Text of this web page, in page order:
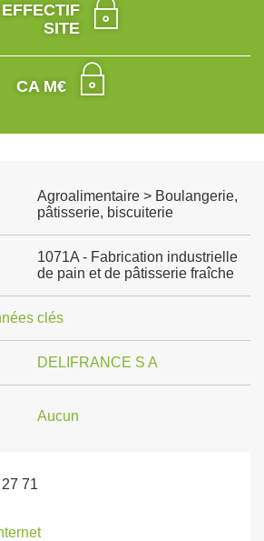
EFFECTIF
SITE
CA M€
Agroalimentaire > Boulangerie,
pâtisserie, biscuiterie
1071A - Fabrication industrielle
de pain et de pâtisserie fraîche
clés
DELIFRANCE S A
Aucun
71